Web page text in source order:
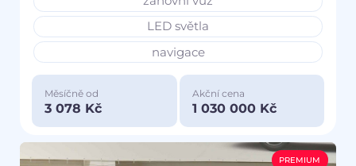
LED světla
navigace
Měsíčně od
3 078 Kč
Akční cena
1 030 000 Kč
PREMIUM